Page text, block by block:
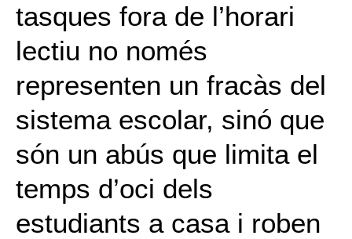
tasques fora de l’horari
lectiu no només
representen un fracàs del
sistema escolar, sinó que
són un abús que limita el
temps d’oci dels
estudiants a casa i roben